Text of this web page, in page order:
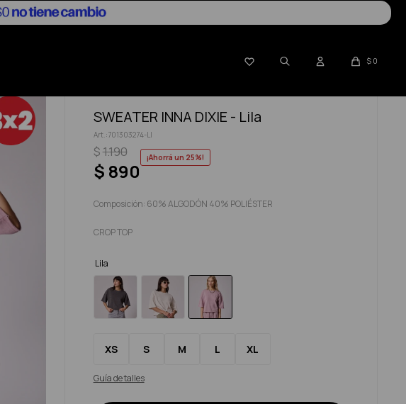
 $ 0
SWEATER INNA DIXIE - Lila
701303274-LI
$ 890
$1.190 25
Composición: 60% ALGODÓN 40% POLIÉSTER
CROP TOP
Lila
XS S M L XL
Guía de talles